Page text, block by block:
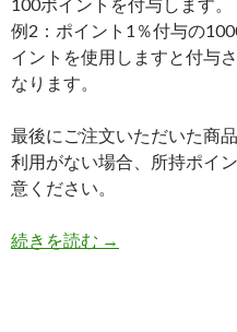
例2：ポイント1％付与の
イントを使用しますと付与
なります。
最後にご注文いただいた商
利用がない場合、所持ポイ
意ください。
続きを読む ポイントについて
→